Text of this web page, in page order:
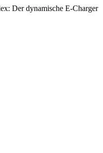
Der dynamische E-Charger